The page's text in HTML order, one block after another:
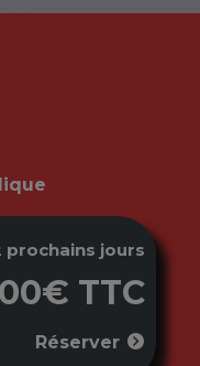
prochains jours
TTC
Réserver